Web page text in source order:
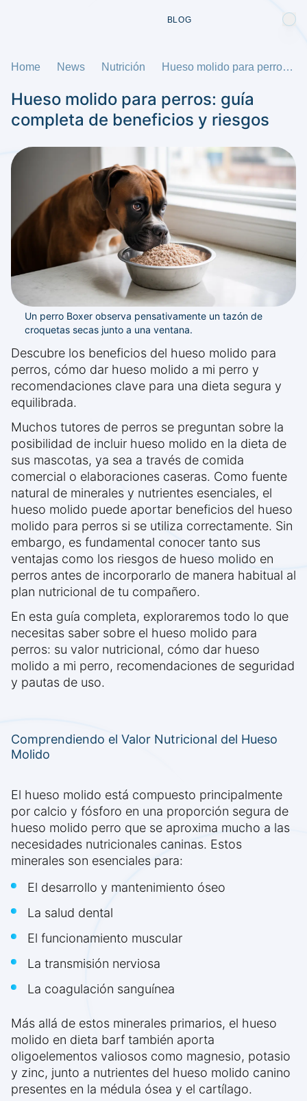
BLOG
Home News Nutrición Hueso molido para perros: guía completa de beneficios y riesgos
Hueso molido para perros: guía
completa de beneficios y riesgos
Un perro Boxer observa pensativamente un tazón de
croquetas secas junto a una ventana.
Descubre los beneficios del hueso molido para
perros, cómo dar hueso molido a mi perro y
recomendaciones clave para una dieta segura y
equilibrada.
Muchos tutores de perros se preguntan sobre la
posibilidad de incluir hueso molido en la dieta de
sus mascotas, ya sea a través de comida
comercial o elaboraciones caseras. Como fuente
natural de minerales y nutrientes esenciales, el
hueso molido puede aportar beneficios del hueso
molido para perros si se utiliza correctamente. Sin
embargo, es fundamental conocer tanto sus
ventajas como los riesgos de hueso molido en
perros antes de incorporarlo de manera habitual al
plan nutricional de tu compañero.
En esta guía completa, exploraremos todo lo que
necesitas saber sobre el hueso molido para
perros: su valor nutricional, cómo dar hueso
molido a mi perro, recomendaciones de seguridad
y pautas de uso.
Comprendiendo el Valor Nutricional del Hueso
Molido
El hueso molido está compuesto principalmente
por calcio y fósforo en una proporción segura de
hueso molido perro que se aproxima mucho a las
necesidades nutricionales caninas. Estos
minerales son esenciales para:
El desarrollo y mantenimiento óseo
La salud dental
El funcionamiento muscular
La transmisión nerviosa
La coagulación sanguínea
Más allá de estos minerales primarios, el hueso
molido en dieta barf también aporta
oligoelementos valiosos como magnesio, potasio
y zinc, junto a nutrientes del hueso molido canino
presentes en la médula ósea y el cartílago.